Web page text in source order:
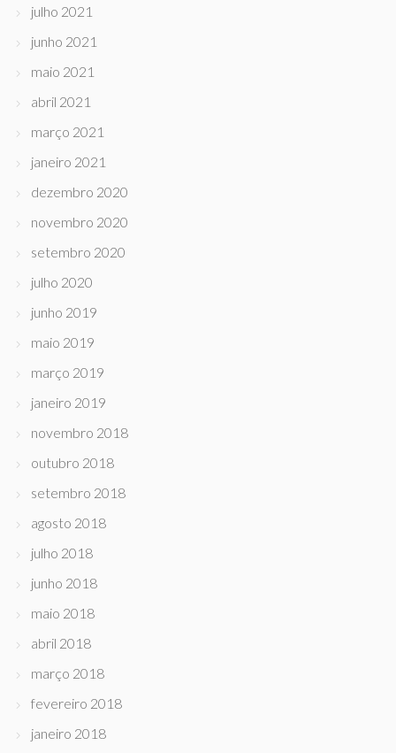
julho 2021
junho 2021
maio 2021
abril 2021
março 2021
janeiro 2021
dezembro 2020
novembro 2020
setembro 2020
julho 2020
junho 2019
maio 2019
março 2019
janeiro 2019
novembro 2018
outubro 2018
setembro 2018
agosto 2018
julho 2018
junho 2018
maio 2018
abril 2018
março 2018
fevereiro 2018
janeiro 2018